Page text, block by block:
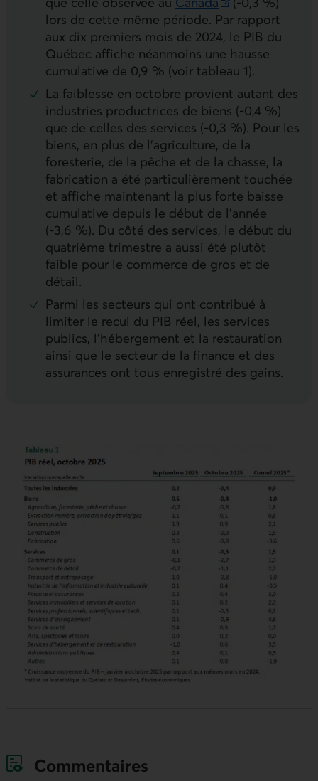
Lien externe au site.
lors de cette même période. Par rapport
aux dix premiers mois de 2024, le PIB du
Québec affiche néanmoins une hausse
cumulative de 0,9 % (voir tableau 1).
La faiblesse en octobre provient autant des
industries productrices de biens (-0,4 %)
que de celles des services (-0,3 %). Pour les
biens, en plus de l’agriculture, de la
foresterie, de la pêche et de la chasse, la
fabrication a été particulièrement touchée
et affiche maintenant la plus forte baisse
cumulative depuis le début de l’année
(-3,6 %). Du côté des services, le début du
quatrième trimestre a aussi été plutôt
faible pour le commerce de gros et de
détail.
Parmi les secteurs qui ont contribué à
limiter le recul du PIB réel, les services
publics, l’hébergement et la restauration
ainsi que le secteur de la finance et des
assurances ont tous enregistré des gains.
Commentaires